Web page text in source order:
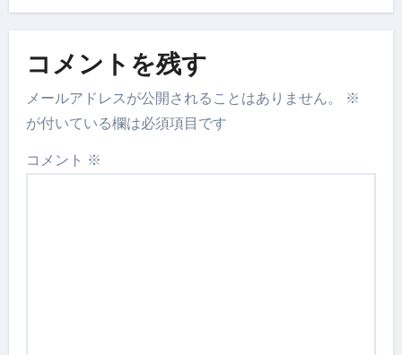
コメントを残す
メールアドレスが公開されることはありません。
※
が付いている欄は必須項目です
コメント ※